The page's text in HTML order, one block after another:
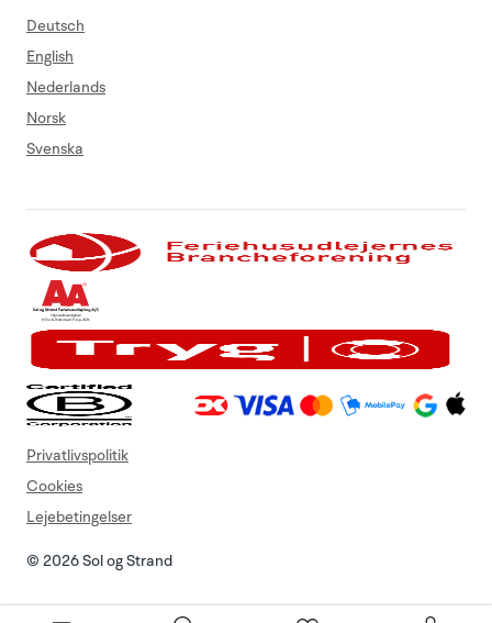
Deutsch
English
Nederlands
Norsk
Svenska
© 2026 Sol og Strand
Privatlivspolitik
Cookies
Lejebetingelser